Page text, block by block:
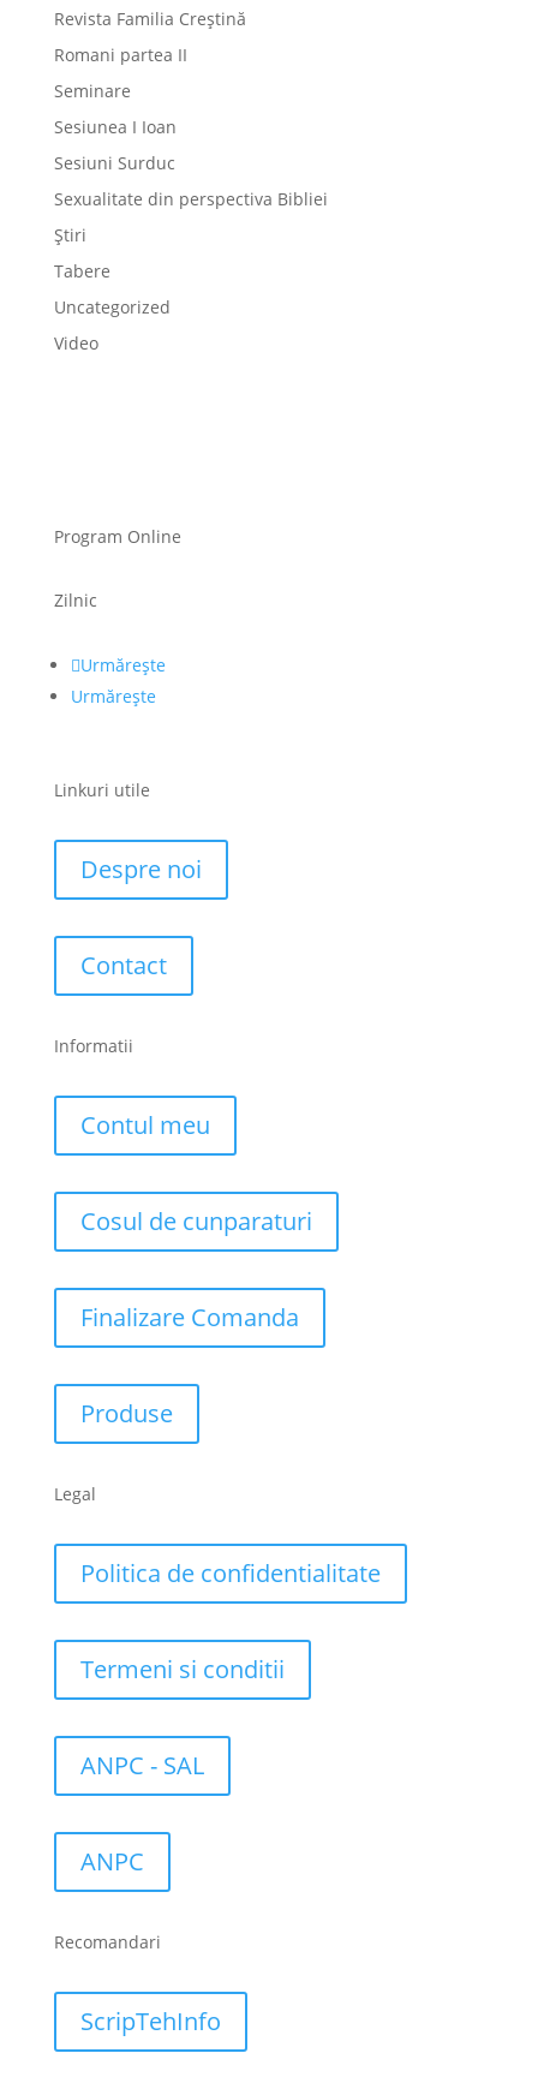
Revista Familia Creștină
Romani partea II
Seminare
Sesiunea I Ioan
Sesiuni Surduc
Sexualitate din perspectiva Bibliei
Știri
Tabere
Uncategorized
Video
Program Online
Zilnic
Urmărește
Urmărește
Linkuri utile
Despre noi
Contact
Informatii
Contul meu
Cosul de cunparaturi
Finalizare Comanda
Produse
Legal
Politica de confidentialitate
Termeni si conditii
ANPC - SAL
ANPC
Recomandari
ScripTehInfo